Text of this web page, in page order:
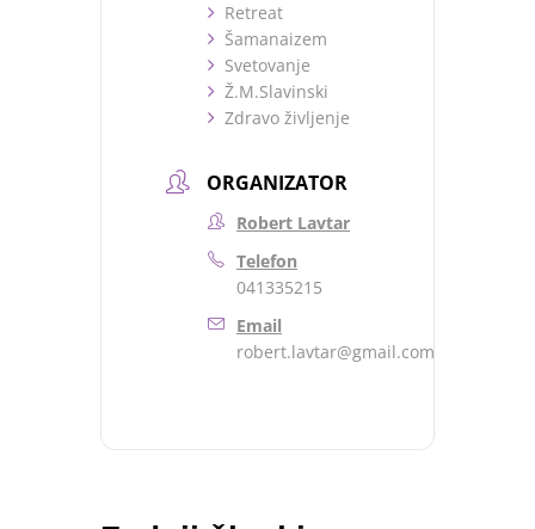
Retreat
Šamanaizem
Svetovanje
Ž.M.Slavinski
Zdravo življenje
ORGANIZATOR
Robert Lavtar
Telefon
041335215
Email
robert.lavtar@gmail.com